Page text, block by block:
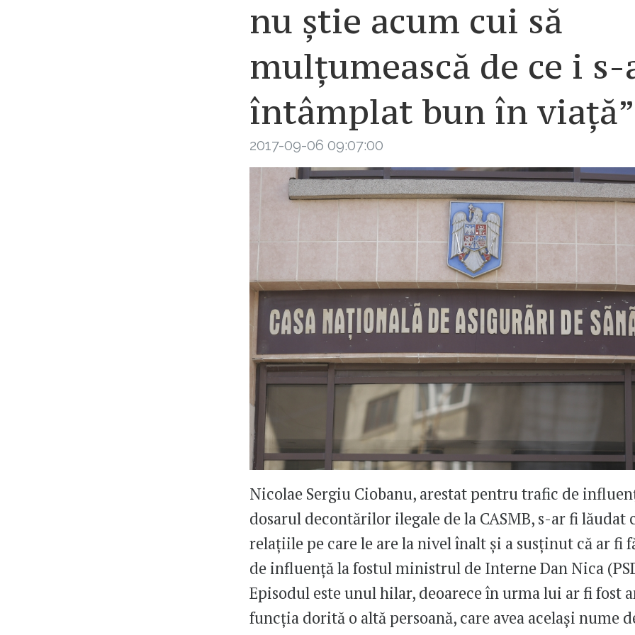
nu știe acum cui să
mulțumească de ce i s-
întâmplat bun în viață”
2017-09-06 09:07:00
Nicolae Sergiu Ciobanu, arestat pentru trafic de
dosarul decontărilor ilegale de la CASMB, s-ar fi lăudat
relațiile pe care le are la nivel înalt și a susținut că ar fi
de influență la fostul ministrul de Interne Dan Nica
Episodul este unul hilar, deoarece în urma lui ar fi fost
funcția dorită o altă persoană, care avea același nume